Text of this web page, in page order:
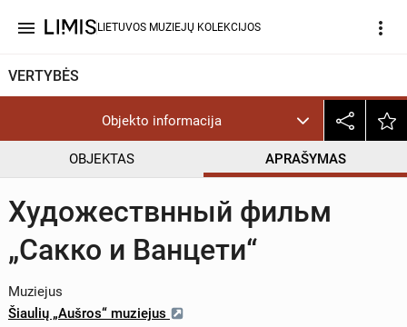
menu LIETUVOS MUZIEJŲ KOLEKCIJOS more_vert
VERTYBĖS
Objekto informacija
OBJEKTAS APRAŠYMAS
Художествнный фильм
„Сакко и Ванцети“
Muziejus
Šiaulių „Aušros“ muziejus